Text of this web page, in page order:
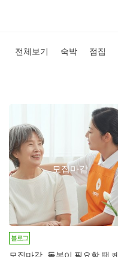
전체보기 숙박 점집
모집마감
블로그